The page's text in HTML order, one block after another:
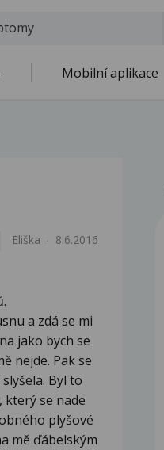
Mobilní aplikace
Eliška 8.6.2016
a zdá se mi
jako bych se
nejde. Pak se
Byl to
se nade
plyšové
mě ďábelským